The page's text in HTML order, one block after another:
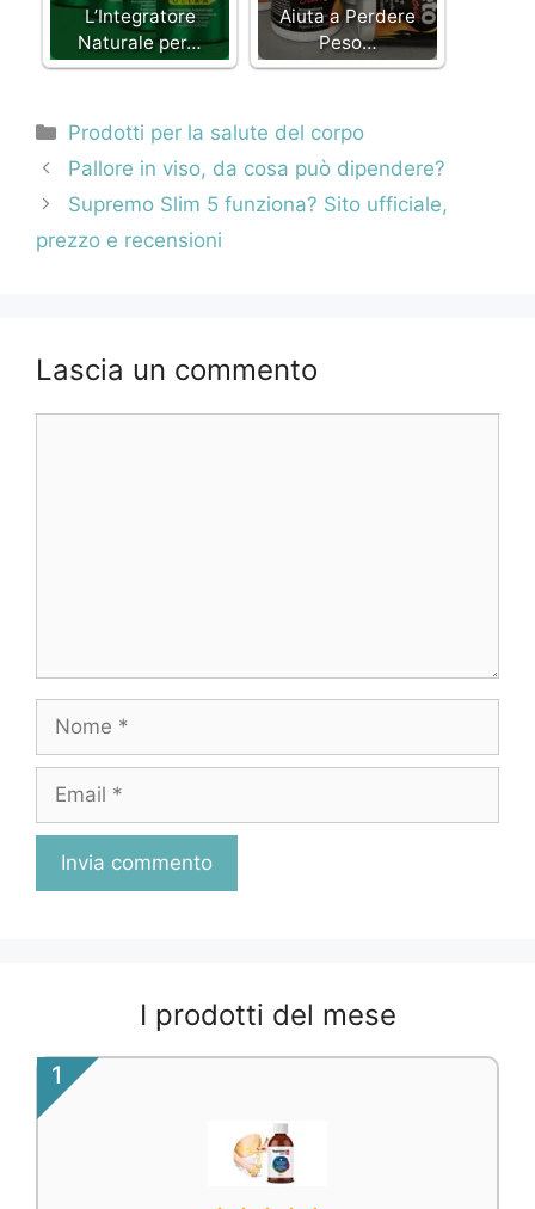
L’Integratore
Naturale per…
Aiuta a Perdere
Peso…
Categorie
Prodotti per la salute del corpo
Navigazione
articolo
Pallore in viso, da cosa può dipendere?
Supremo Slim 5 funziona? Sito ufficiale,
prezzo e recensioni
Lascia un commento
Nome
Email
I prodotti del mese
1